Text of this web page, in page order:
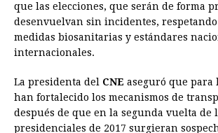
que las elecciones, que serán de forma
desenvuelvan sin incidentes, respetando
medidas biosanitarias y estándares
internacionales.
La presidenta del CNE aseguró que para
han fortalecido los mecanismos de
después de que en la segunda vuelta de
presidenciales de 2017 surgieran